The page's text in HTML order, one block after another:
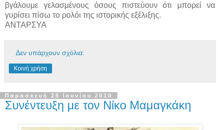
βγάλουμε γελασμένους όσους πιστεύουν ότι μπορεί να
γυρίσει πίσω το ρολόι της ιστορικής εξέλιξης.
ΑΝΤΑΡΣΥΑ
Δεν υπάρχουν σχόλια:
Κοινή χρήση
Παρασκευή 25 Ιουνίου 2010
Συνέντευξη με τον Νίκο Μαμαγκάκη